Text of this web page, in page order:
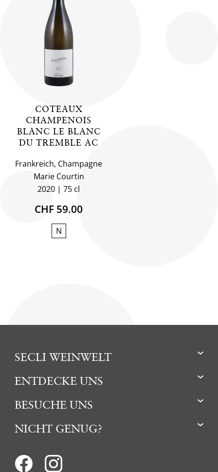
COTEAUX
CHAMPENOIS
BLANC LE BLANC
DU TREMBLE AC
Frankreich, Champagne
Marie Courtin
2020
75 cl
CHF 59.00
N
SECLI WEINWELT
ENTDECKE UNS
BESUCHE UNS
NICHT GENUG?